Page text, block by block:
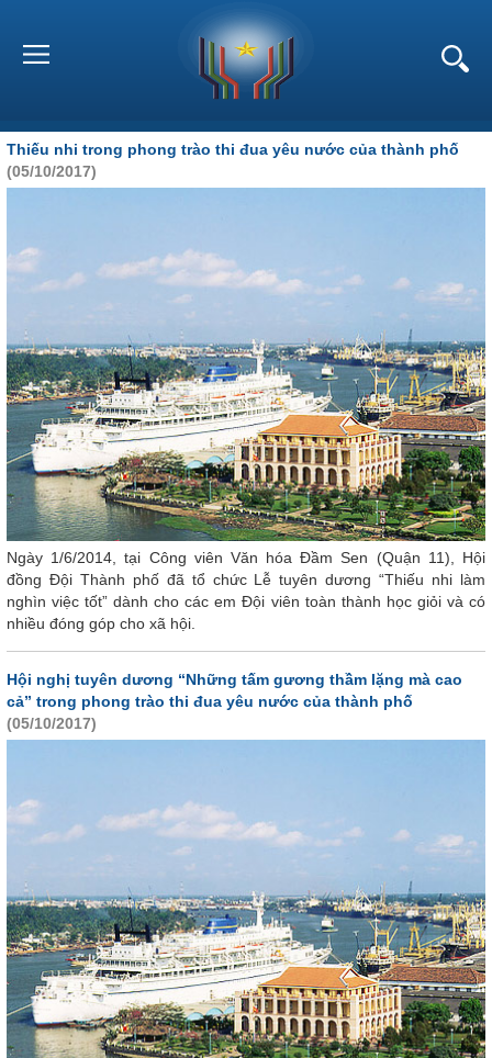
Thiếu nhi trong phong trào thi đua yêu nước của thành phố
(05/10/2017)
Ngày 1/6/2014, tại Công viên Văn hóa Đầm Sen (Quận 11), Hội
đồng Đội Thành phố đã tổ chức Lễ tuyên dương “Thiếu nhi làm
nghìn việc tốt” dành cho các em Đội viên toàn thành học giỏi và có
nhiều đóng góp cho xã hội.
Hội nghị tuyên dương “Những tấm gương thầm lặng mà cao
cả” trong phong trào thi đua yêu nước của thành phố
(05/10/2017)